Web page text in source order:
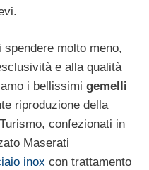
molto meno,
e alla qualità
i bellissimi gemelli
riproduzione della
confezionati in
Maserati
inox con trattamento